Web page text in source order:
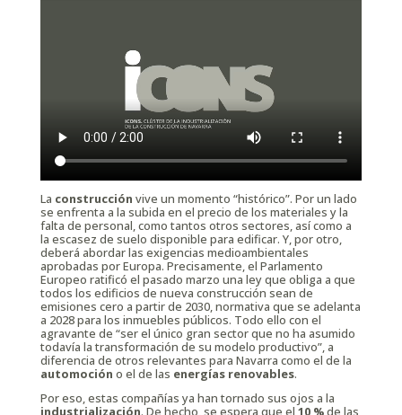
La construcción vive un momento “histórico”. Por un lado
se enfrenta a la subida en el precio de los materiales y la
falta de personal, como tantos otros sectores, así como a
la escasez de suelo disponible para edificar. Y, por otro,
deberá abordar las exigencias medioambientales
aprobadas por Europa. Precisamente, el Parlamento
Europeo ratificó el pasado marzo una ley que obliga a que
todos los edificios de nueva construcción sean de
emisiones cero a partir de 2030, normativa que se adelanta
a 2028 para los inmuebles públicos. Todo ello con el
agravante de “ser el único gran sector que no ha asumido
todavía la transformación de su modelo productivo”, a
diferencia de otros relevantes para Navarra como el de la
automoción o el de las energías renovables.
Por eso, estas compañías ya han tornado sus ojos a la
industrialización. De hecho, se espera que el 10 %de las